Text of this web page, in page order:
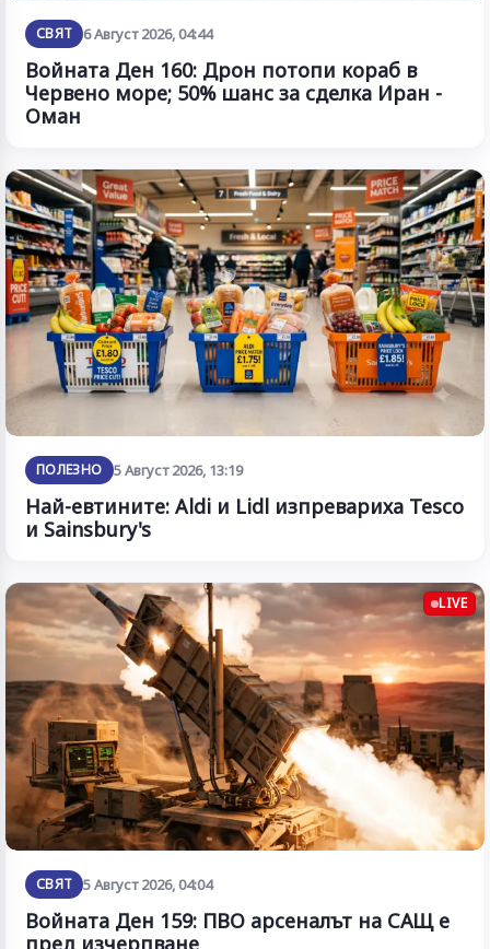
СВЯТ 6 Август 2026, 04:44
Войната Ден 160: Дрон потопи кораб в
Червено море; 50% шанс за сделка Иран -
Оман
ПОЛЕЗНО 5 Август 2026, 13:19
Най-евтините: Aldi и Lidl изпревариха Tesco
и Sainsbury's
LIVE
СВЯТ 5 Август 2026, 04:04
Войната Ден 159: ПВО арсеналът на САЩ е
пред изчерпване